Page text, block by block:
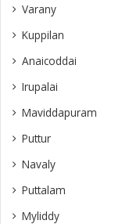
Varany
Kuppilan
Anaicoddai
Irupalai
Maviddapuram
Puttur
Navaly
Puttalam
Myliddy